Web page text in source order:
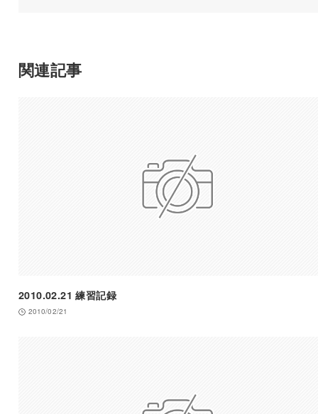
関連記事
2010.02.21 練習記録
2010/02/21